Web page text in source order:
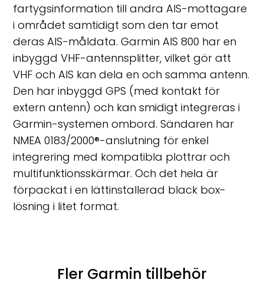
fartygsinformation till andra AIS-mottagare
i området samtidigt som den tar emot
deras AIS-måldata. Garmin AIS 800 har en
inbyggd VHF-antennsplitter, vilket gör att
VHF och AIS kan dela en och samma antenn.
Den har inbyggd GPS (med kontakt för
extern antenn) och kan smidigt integreras i
Garmin-systemen ombord. Sändaren har
NMEA 0183/2000®-anslutning för enkel
integrering med kompatibla plottrar och
multifunktionsskärmar. Och det hela är
förpackat i en lättinstallerad black box-
lösning i litet format.
Fler Garmin tillbehör